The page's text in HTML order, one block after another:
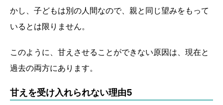
かし、子どもは別の人間なので、親と同じ望みをもって
いるとは限りません。
このように、甘えさせることができない原因は、現在と
過去の両方にあります。
甘えを受け入れられない理由5